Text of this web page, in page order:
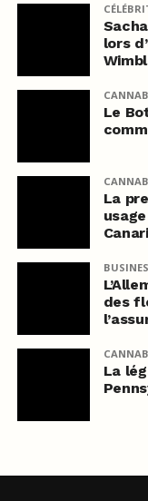
lors
Le
La
des
La